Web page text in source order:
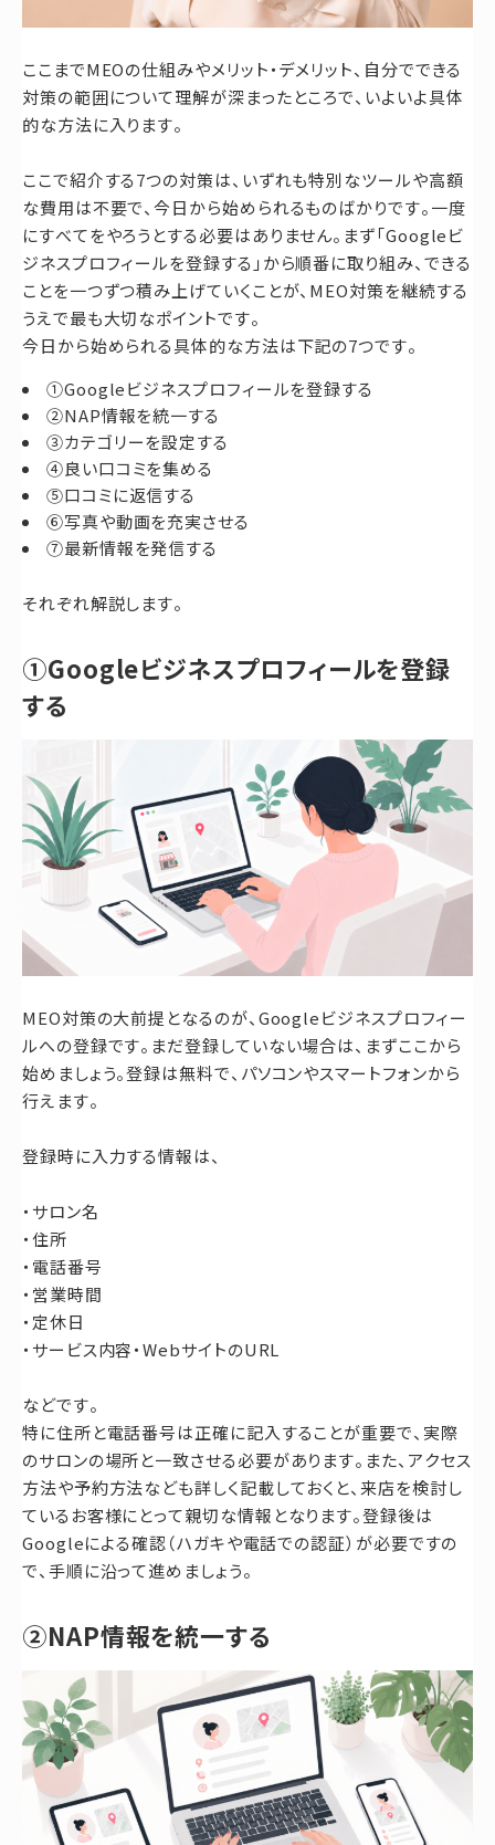
ここまでMEOの仕組みやメリット・デメリット、自分でできる
対策の範囲について理解が深まったところで、いよいよ具体
的な方法に入ります。
ここで紹介する7つの対策は、いずれも特別なツールや高額
な費用は不要で、今日から始められるものばかりです。一度
にすべてをやろうとする必要はありません。まず「Googleビ
ジネスプロフィールを登録する」から順番に取り組み、できる
ことを一つずつ積み上げていくことが、MEO対策を継続する
うえで最も大切なポイントです。
今日から始められる具体的な方法は下記の7つです。
①Googleビジネスプロフィールを登録する
②NAP情報を統一する
③カテゴリーを設定する
④良い口コミを集める
⑤口コミに返信する
⑥写真や動画を充実させる
⑦最新情報を発信する
それぞれ解説します。
①Googleビジネスプロフィールを登録
する
MEO対策の大前提となるのが、Googleビジネスプロフィー
ルへの登録です。まだ登録していない場合は、まずここから
始めましょう。登録は無料で、パソコンやスマートフォンから
行えます。
登録時に入力する情報は、
・サロン名
・住所
・電話番号
・営業時間
・定休日
・サービス内容・WebサイトのURL
などです。
特に住所と電話番号は正確に記入することが重要で、実際
のサロンの場所と一致させる必要があります。また、アクセス
方法や予約方法なども詳しく記載しておくと、来店を検討し
ているお客様にとって親切な情報となります。登録後は
Googleによる確認（ハガキや電話での認証）が必要ですの
で、手順に沿って進めましょう。
②NAP情報を統一する